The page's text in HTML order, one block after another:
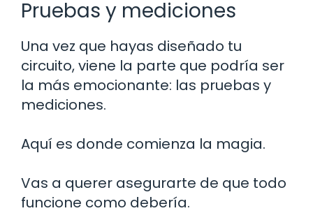
Pruebas y mediciones
Una vez que hayas diseñado tu
circuito, viene la parte que podría ser
la más emocionante: las pruebas y
mediciones.
Aquí es donde comienza la magia.
Vas a querer asegurarte de que todo
funcione como debería.